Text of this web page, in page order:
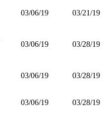
03/06/19 03/21/19
03/06/19 03/28/19
03/06/19 03/28/19
03/06/19 03/28/19